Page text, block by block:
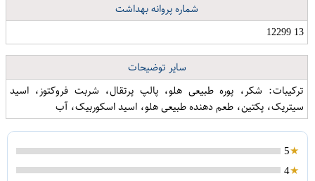
شماره پروانه بهداشت
13 12299
سایر توضیحات
ترکیبات: شکر، پوره طبیعی هلو، پالپ پرتقال، شربت فروکتوز، اسید
سیتریک، پکتین، طعم دهنده طبیعی هلو، اسید اسکوربیک، آب
5
4